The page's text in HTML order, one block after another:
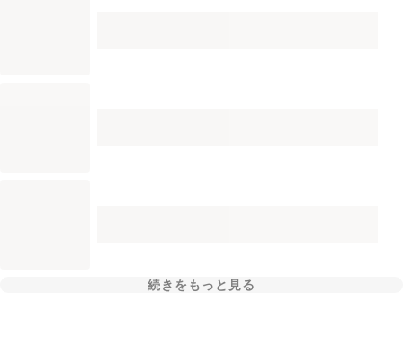
続きをもっと見る